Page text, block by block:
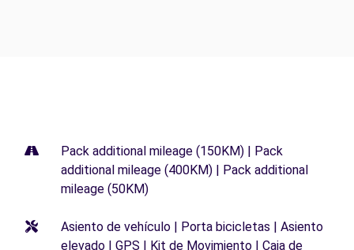
Pack additional mileage (150KM) | Pack
additional mileage (400KM) | Pack additional
mileage (50KM)
Asiento de vehículo | Porta bicicletas | Asiento
elevado | GPS | Kit de Movimiento | Caja de